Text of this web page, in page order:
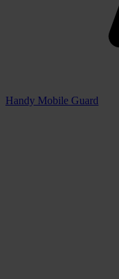
Handy Mobile Guard